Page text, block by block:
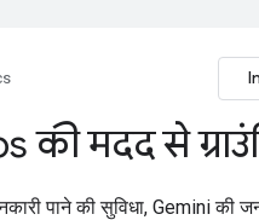
की मदद से
पाने की सुविधा, Gemini की